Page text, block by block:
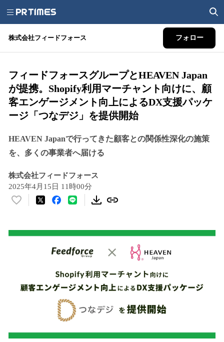
株式会社フィードフォース フォロー
フィードフォースグループとHEAVEN Japan
が提携。Shopify利用マーチャント向けに、顧
客エンゲージメント向上によるDX支援パッケ
ージ「つなデジ」を提供開始
HEAVEN Japanで行ってきた顧客との関係性深化の施策
を、多くの事業者へ届ける
株式会社フィードフォース
2025年4月15日 11時00分
い
！
込
す